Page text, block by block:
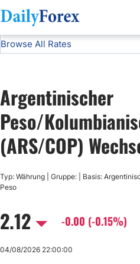
DF Currencies ARS/COP
Browse All Rates
GBP/USD
USD/CHF
USD/CAD
AUD/USD
Argentinischer
Peso/
(ARS/COP)
Typ: Währung | Gruppe: | Basis:
Peso
2.12 -0.00 (-0.15%)
04/08/2026 22:00:00